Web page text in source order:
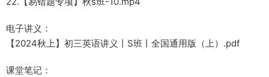
电子讲义：
【2024秋上】初三英语讲义丨S班丨全国通用版（上）.pdf
课堂笔记：